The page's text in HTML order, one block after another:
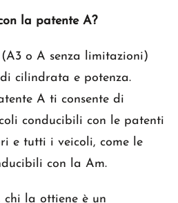
la patente A?
o A senza limitazioni)
cilindrata e potenza.
A ti consente di
conducibili con le patenti
e tutti i veicoli, come le
con la Am.
chi la ottiene è un